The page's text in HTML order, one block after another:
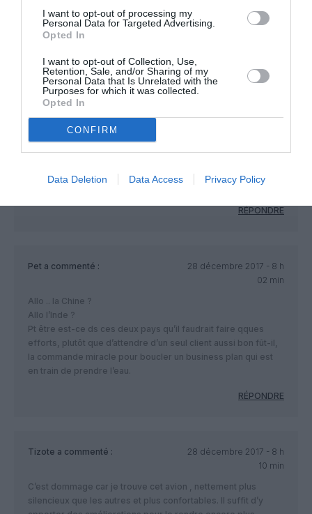
I want to opt-out of processing my
Personal Data for Targeted Advertising.
Opted In
I want to opt-out of Collection, Use,
Retention, Sale, and/or Sharing of my
Personal Data that Is Unrelated with the
Purposes for which it was collected.
Opted In
CONFIRM
Data Deletion Data Access Privacy Policy
flyssca commenté :
28 décembre 2017 - 7 h
L’A380 est le pêché d’orgueil d’AIRBUS, la grenouille qui s’est
voulue aussi grosse que le boeuf.
Cet avion est est trop gros, trop lourd, et surtout pas assez
polyvalent. Ses qualités techniques et sa technologie ne sont
pas en cause, c’est juste qu’il n’est pas adapté aux besoins
des compagnies d’aujourd’hui (et ne venez pas me parler
d’Emirates. Emirates n’est pas une compagnie mais une «
n’importe quoi, vu qu’elle n’ a aucun impératif de rentabilité)
RÉPONDRE
Pet a commenté :
28 décembre 2017 - 8 h
02 min
Allo .. la Chine ?
Allo l’Inde ?
Pt être est-ce ds ces deux pays qu’il faudrait faire qques
efforts, plutôt que d’attendre d’un seul client aussi bon fût-il,
la commande miracle pour boucler un business plan qui est
en train de prendre l’eau.
RÉPONDRE
Tizote a commenté :
28 décembre 2017 - 8 h
10 min
C’est dommage car je trouve cet avion , nettement plus
silencieux que les autres et plus confortables. Il suffit d’y